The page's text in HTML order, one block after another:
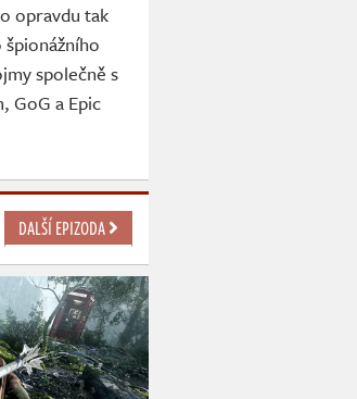
opravdu tak
společně s
GoG a Epic
DALŠÍ EPIZODA